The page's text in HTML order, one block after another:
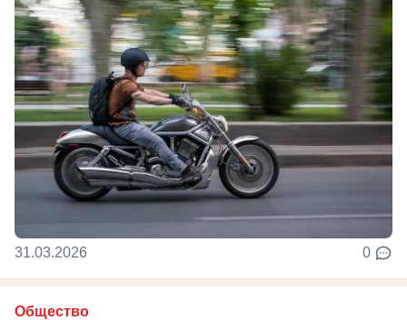
31.03.2026 0
Общество